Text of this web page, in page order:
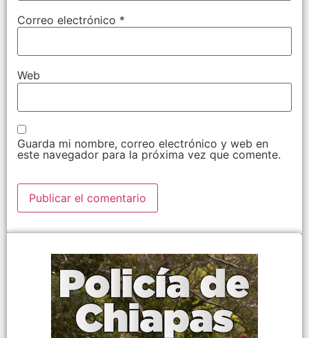
Correo electrónico *
Web
Guarda mi nombre, correo electrónico y web en
este navegador para la próxima vez que comente.